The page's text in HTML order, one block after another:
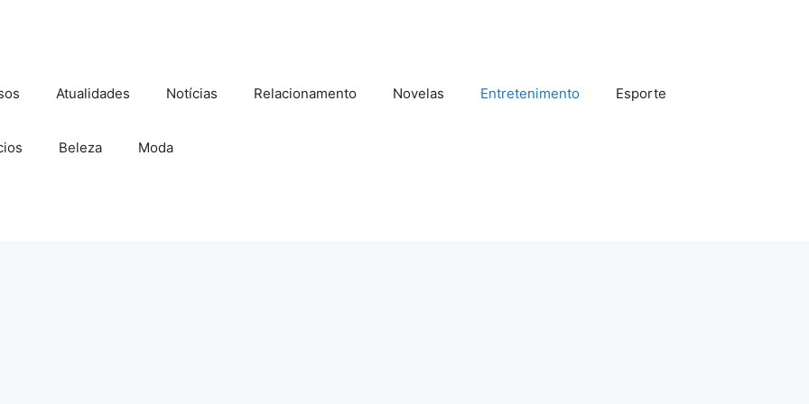
Atualidades Notícias Relacionamento Novelas Entretenimento Esporte
Beleza Moda